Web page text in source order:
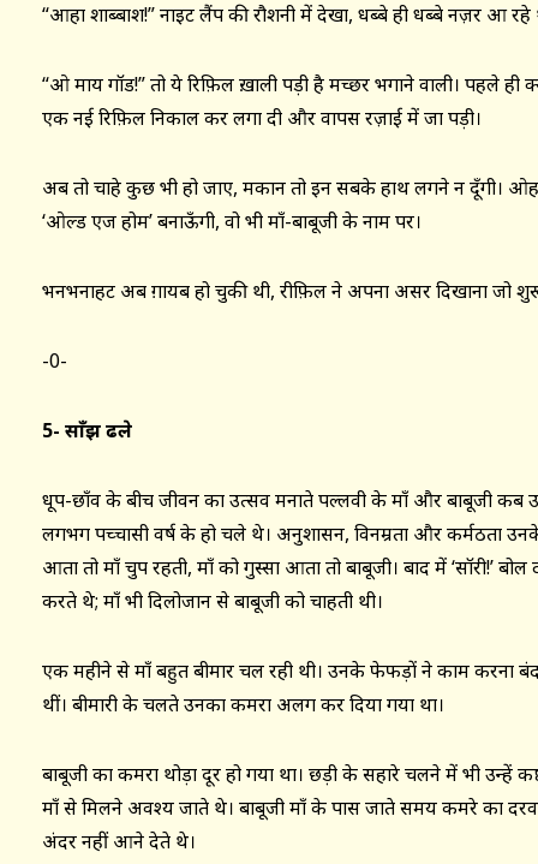
“आहा शाब्बाश!” नाइट लैंप की रौशनी में देखा, धब्बे ही धब्बे नज़र आ
“ओ माय गॉड!” तो ये रिफ़िल ख़ाली पड़ी है मच्छर भगाने वाली। पहले ही
एक नई रिफ़िल निकाल कर लगा दी और वापस रज़ाई में जा पड़ी।
अब तो चाहे कुछ भी हो जाए, मकान तो इन सबके हाथ लगने न दूँगी। ओह
‘ओल्ड एज होम’ बनाऊँगी, वो भी माँ-बाबूजी के नाम पर।
भनभनाहट अब ग़ायब हो चुकी थी, रीफ़िल ने अपना असर दिखाना जो
-0-
5- साँझ ढले
धूप-छाँव के बीच जीवन का उत्सव मनाते पल्लवी के माँ और बाबूजी कब
लगभग पच्चासी वर्ष के हो चले थे। अनुशासन, विनम्रता और कर्मठता
आता तो माँ चुप रहती, माँ को गुस्सा आता तो बाबूजी। बाद में ‘सॉरी!’
करते थे; माँ भी दिलोजान से बाबूजी को चाहती थी।
एक महीने से माँ बहुत बीमार चल रही थी। उनके फेफड़ों ने काम करना
थीं। बीमारी के चलते उनका कमरा अलग कर दिया गया था।
बाबूजी का कमरा थोड़ा दूर हो गया था। छड़ी के सहारे चलने में भी उन्हें
माँ से मिलने अवश्य जाते थे। बाबूजी माँ के पास जाते समय कमरे का
अंदर नहीं आने देते थे।